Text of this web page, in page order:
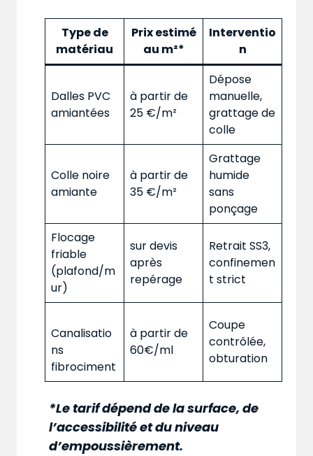
Type de
matériau
Prix estimé
au m²*
Interventio
n
Dalles PVC
amiantées
à partir de
25 €/m²
Dépose
manuelle,
grattage de
colle
Colle noire
amiante
à partir de
35 €/m²
Grattage
humide
sans
ponçage
Flocage
friable
(plafond/m
ur)
sur devis
après
repérage
Retrait SS3,
confinemen
t strict
Canalisatio
ns
fibrociment
à partir de
60€/ml
Coupe
contrôlée,
obturation
*Le tarif dépend de la surface, de
l’accessibilité et du niveau
d’empoussièrement.